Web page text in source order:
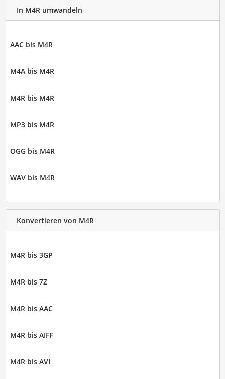
In M4R umwandeln
AAC bis M4R
M4A bis M4R
M4R bis M4R
MP3 bis M4R
OGG bis M4R
WAV bis M4R
Konvertieren von M4R
M4R bis 3GP
M4R bis 7Z
M4R bis AAC
M4R bis AIFF
M4R bis AVI